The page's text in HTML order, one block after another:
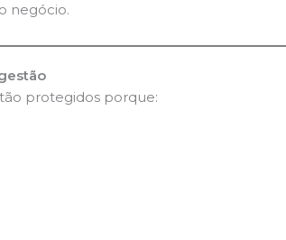
negócio.
protegidos porque: